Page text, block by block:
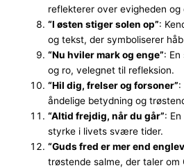
reflekterer over evigheden og
“I østen stiger solen op”:
og tekst, der symboliserer
“Nu hviler mark og enge”:
og ro, velegnet til refleksion.
“Hil dig, frelser og forsoner”:
åndelige betydning og
“Altid frejdig, når du går”:
styrke i livets svære tider.
“Guds fred er mer end
trøstende salme, der taler om